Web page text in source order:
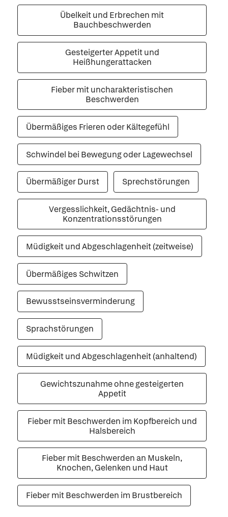
Übelkeit und Erbrechen mit
Bauchbeschwerden
Gesteigerter Appetit und
Heißhungerattacken
Fieber mit uncharakteristischen
Beschwerden
Übermäßiges Frieren oder Kältegefühl
Schwindel bei Bewegung oder Lagewechsel
Übermäßiger Durst Sprechstörungen
Vergesslichkeit, Gedächtnis- und
Konzentrationsstörungen
Müdigkeit und Abgeschlagenheit (zeitweise)
Übermäßiges Schwitzen
Bewusstseinsverminderung
Sprachstörungen
Müdigkeit und Abgeschlagenheit (anhaltend)
Gewichtszunahme ohne gesteigerten
Appetit
Fieber mit Beschwerden im Kopfbereich und
Halsbereich
Fieber mit Beschwerden an Muskeln,
Knochen, Gelenken und Haut
Fieber mit Beschwerden im Brustbereich